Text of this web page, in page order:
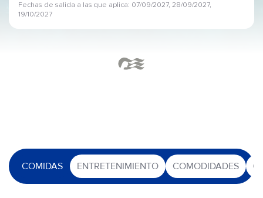
Fechas de salida a las que aplica: 07/09/2027, 28/09/2027,
19/10/2027
COMIDAS ENTRETENIMIENTO COMODIDADES